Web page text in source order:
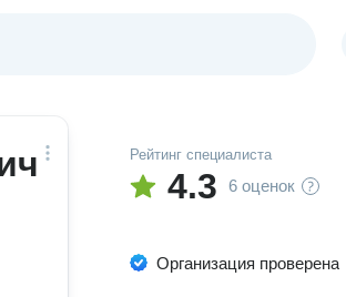
Рейтинг специалиста
4.3 6 оценок
Организация проверена